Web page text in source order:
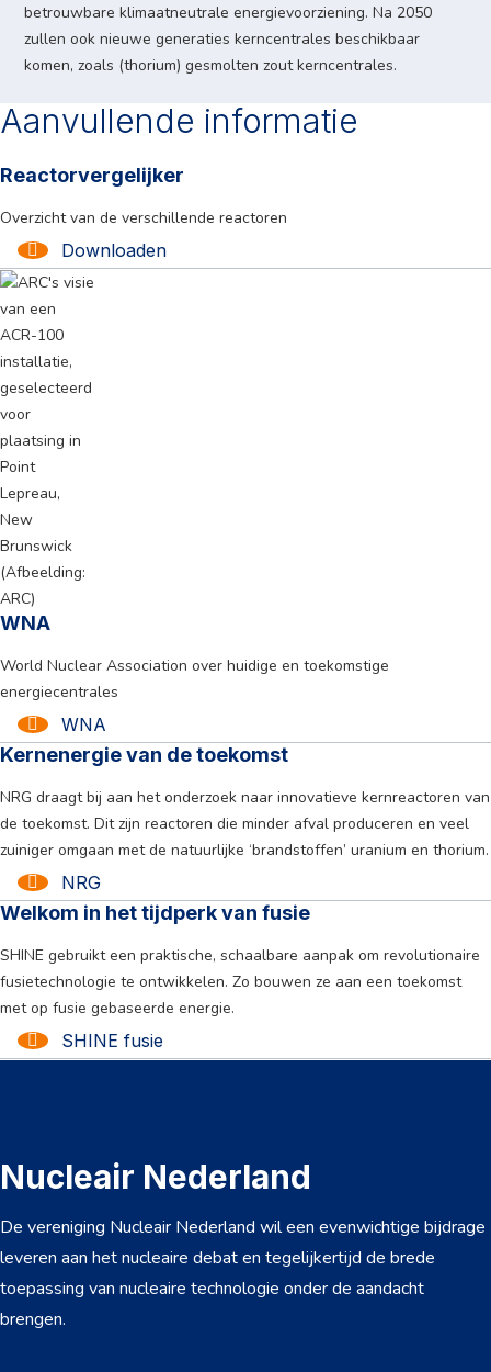
betrouwbare klimaatneutrale energievoorziening. Na 2050
zullen ook nieuwe generaties kerncentrales beschikbaar
komen, zoals (thorium) gesmolten zout kerncentrales.
Aanvullende informatie
Reactorvergelijker
Overzicht van de verschillende reactoren
Downloaden
WNA
World Nuclear Association over huidige en toekomstige
energiecentrales
WNA
Kernenergie van de toekomst
NRG draagt bij aan het onderzoek naar innovatieve kernreactoren van
de toekomst. Dit zijn reactoren die minder afval produceren en veel
zuiniger omgaan met de natuurlijke ‘brandstoffen’ uranium en thorium.
NRG
Welkom in het tijdperk van fusie
SHINE gebruikt een praktische, schaalbare aanpak om revolutionaire
fusietechnologie te ontwikkelen. Zo bouwen ze aan een toekomst
met op fusie gebaseerde energie.
SHINE fusie
Nucleair Nederland
De vereniging Nucleair Nederland wil een evenwichtige bijdrage
leveren aan het nucleaire debat en tegelijkertijd de brede
toepassing van nucleaire technologie onder de aandacht
brengen.